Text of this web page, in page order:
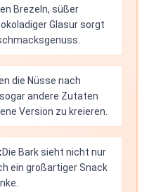
Brezeln, süßer
Glasur sorgt
die Nüsse nach
andere Zutaten
Version zu kreieren.
Die Bark sieht nicht nur
ein großartiger Snack